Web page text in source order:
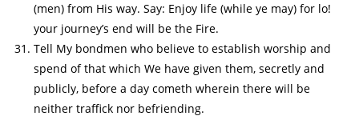
(men) from His way. Say: Enjoy life (while ye may) for lo!
your journey’s end will be the Fire.
Tell My bondmen who believe to establish worship and
spend of that which We have given them, secretly and
publicly, before a day cometh wherein there will be
neither traffick nor befriending.